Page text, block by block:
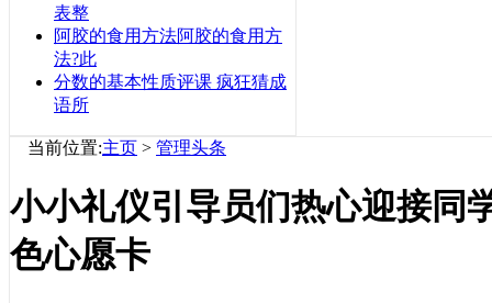
表整
阿胶的食用方法阿胶的食用方
法?此
分数的基本性质评课 疯狂猜成
语所
当前位置:主页 > 管理头条
小小礼仪引导员们热心迎接同
色心愿卡